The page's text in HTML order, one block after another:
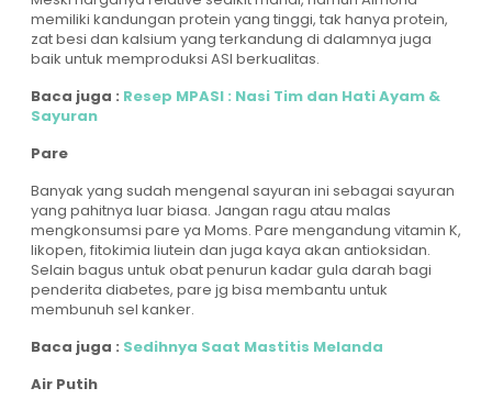
memiliki kandungan protein yang tinggi, tak hanya protein,
zat besi dan kalsium yang terkandung di dalamnya juga
baik untuk memproduksi ASI berkualitas.
Baca juga : Resep MPASI : Nasi Tim dan Hati Ayam &
Sayuran
Pare
Banyak yang sudah mengenal sayuran ini sebagai sayuran
yang pahitnya luar biasa. Jangan ragu atau malas
mengkonsumsi pare ya Moms. Pare mengandung vitamin K,
likopen, fitokimia liutein dan juga kaya akan antioksidan.
Selain bagus untuk obat penurun kadar gula darah bagi
penderita diabetes, pare jg bisa membantu untuk
membunuh sel kanker.
Baca juga : Sedihnya Saat Mastitis Melanda
Air Putih